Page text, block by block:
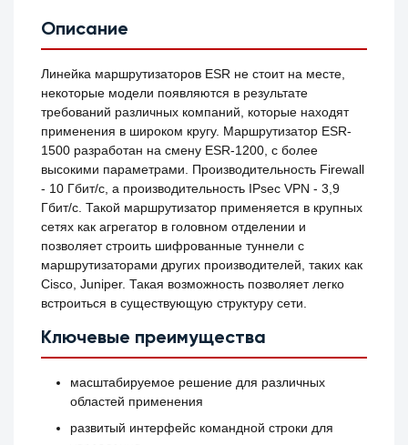
Описание
Линейка маршрутизаторов ESR не стоит на месте,
некоторые модели появляются в результате
требований различных компаний, которые находят
применения в широком кругу. Маршрутизатор ESR-
1500 разработан на смену ESR-1200, с более
высокими параметрами. Производительность Firewall
- 10 Гбит/с, а производительность IPsec VPN - 3,9
Гбит/с. Такой маршрутизатор применяется в крупных
сетях как агрегатор в головном отделении и
позволяет строить шифрованные туннели с
маршрутизаторами других производителей, таких как
Cisco, Juniper. Такая возможность позволяет легко
встроиться в существующую структуру сети.
Ключевые преимущества
масштабируемое решение для различных
областей применения
развитый интерфейс командной строки для